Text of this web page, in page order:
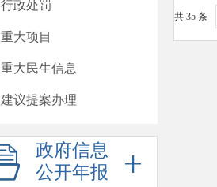
行政处罚
重大项目
重大民生信息
建议提案办理
征地与住房
政府信息
公开年报
共 35 条